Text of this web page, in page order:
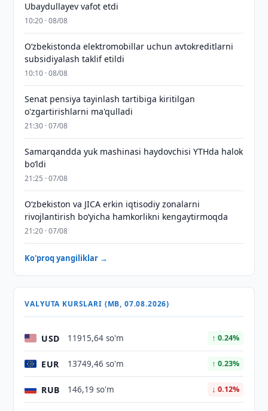
Ubaydullayev vafot etdi
10:20 · 08/08
O‘zbekistonda elektromobillar uchun avtokreditlarni
subsidiyalash taklif etildi
10:10 · 08/08
Senat pensiya tayinlash tartibiga kiritilgan
o'zgartirishlarni ma'qulladi
21:30 · 07/08
Samarqandda yuk mashinasi haydovchisi YTHda halok
bo‘ldi
21:25 · 07/08
Oʻzbekiston va JICA erkin iqtisodiy zonalarni
rivojlantirish boʻyicha hamkorlikni kengaytirmoqda
21:20 · 07/08
Ko'proq yangiliklar →
VALYUTA KURSLARI (MB, 07.08.2026)
USD 11915,64 so'm ↑ 0.24%
EUR 13749,46 so'm ↑ 0.23%
RUB 146,19 so'm ↓ 0.12%